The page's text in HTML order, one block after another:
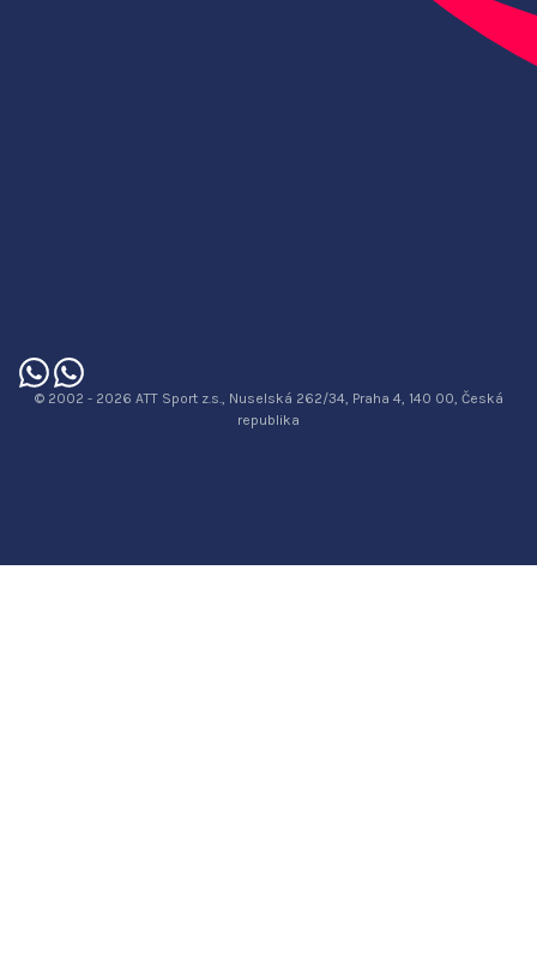
© 2002 - 2026 ATT Sport z.s., Nuselská 262/34, Praha 4, 140 00, Česká
republika